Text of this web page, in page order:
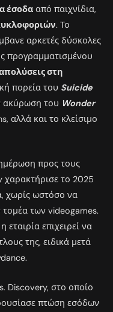
έσοδα από παιχνίδια,
. Το
αρκετές δύσκολες
προγραμματισμένου
στη
πορεία του Suicide
ακύρωση του Wonder
αλλά και το κλείσιμο
προς τους
χαρακτήρισε το 2025
χωρίς ωστόσο να
τομέα των videogames.
επιχειρεί να
της, ειδικά μετά
Discovery, στο οποίο
πτώση εσόδων